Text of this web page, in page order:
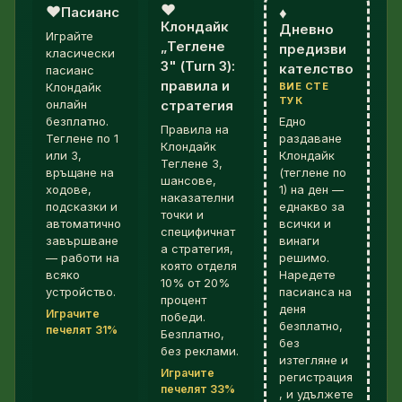
♥︎Пасианс
Играйте
класически
пасианс
Клондайк
онлайн
безплатно.
Теглене по 1
или 3,
връщане на
ходове,
подсказки и
автоматично
завършване
— работи на
всяко
устройство.
Играчите
печелят 31%
♥︎
Клондайк
„Теглене
3" (Turn 3):
правила и
стратегия
Правила на
Клондайк
Теглене 3,
шансове,
наказателни
точки и
специфичнат
а стратегия,
която отделя
10% от 20%
процент
победи.
Безплатно,
без реклами.
Играчите
печелят 33%
♦︎
Дневно
предизви
кателство
ВИЕ СТЕ
ТУК
Едно
раздаване
Клондайк
(теглене по
1) на ден —
еднакво за
всички и
винаги
решимо.
Наредете
пасианса на
деня
безплатно,
без
изтегляне и
регистрация
, и удължете